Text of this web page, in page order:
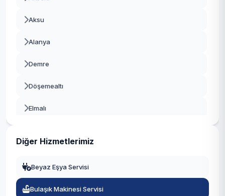
Aksu
Alanya
Demre
Döşemealtı
Elmalı
Diğer Hizmetlerimiz
Beyaz Eşya Servisi
Bulaşık Makinesi Servisi